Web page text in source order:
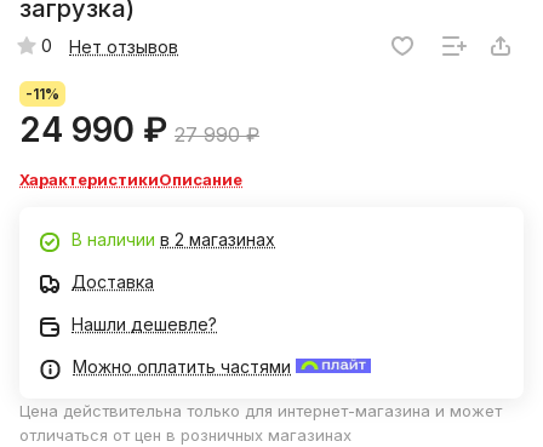
загрузка)
0 Нет отзывов
-11%
24 990 ₽ 27 990 ₽
ХарактеристикиОписание
В наличии в 2 магазинах
Доставка
Нашли дешевле?
Можно оплатить частями
Цена действительна только для интернет-магазина и может
отличаться от цен в розничных магазинах